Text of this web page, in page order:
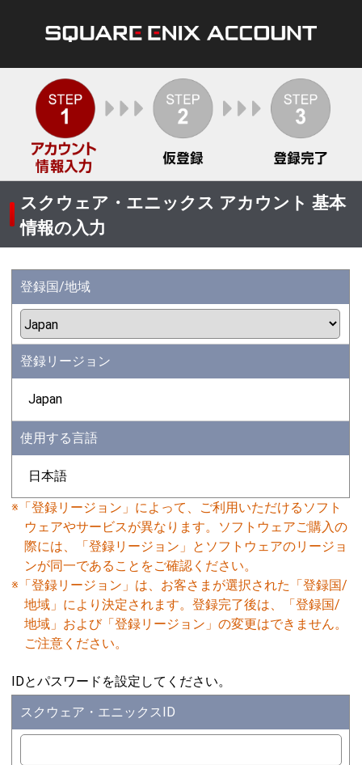
スクウェア・エニックス アカウント 基本
情報の入力
登録国/地域
登録リージョン
Japan
使用する言語
日本語
※「登録リージョン」によって、ご利用いただけるソフト
ウェアやサービスが異なります。ソフトウェアご購入の
際には、「登録リージョン」とソフトウェアのリージョ
ンが同一であることをご確認ください。
※「登録リージョン」は、お客さまが選択された「登録国/
地域」により決定されます。登録完了後は、「登録国/
地域」および「登録リージョン」の変更はできません。
ご注意ください。
IDとパスワードを設定してください。
スクウェア・エニックスID